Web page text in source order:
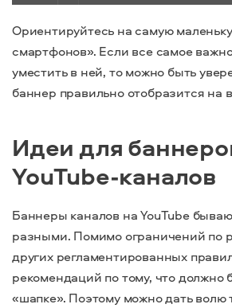
Ориентируйтесь на самую
смартфонов». Если все самое
уместить в ней, то можно быть
баннер правильно отобразится на
Идеи для
YouTube-каналов
Баннеры каналов на YouTube
разными. Помимо ограничений по
других регламентированных
рекомендаций по тому, что должно
«шапке». Поэтому можно дать волю